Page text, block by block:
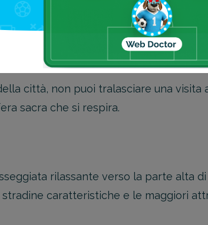
,
città, non puoi tralasciare una visita
sacra che si respira.
rilassante verso la parte alta
caratteristiche e le maggiori